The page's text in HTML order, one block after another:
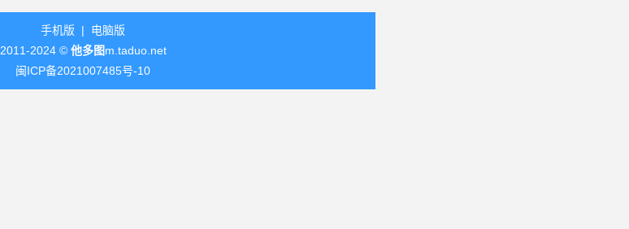
手机版 | 电脑版
2011-2024 © 他多图m.taduo.net
闽ICP备2021007485号-10